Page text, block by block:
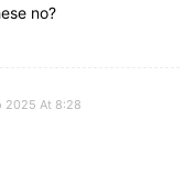
no?
2025 At 8:28